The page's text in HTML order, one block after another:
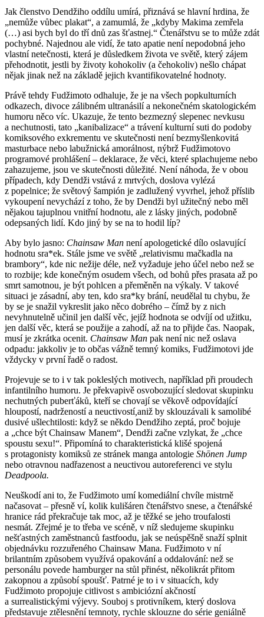
Jak členstvo Dendžiho oddílu umírá, přiznává se hlavní hrdina, že
„nemůže vůbec plakat“, a zamumlá, že „kdyby Makima zemřela
(…) asi bych byl do tří dnů zas šťastnej.“ Čtenářstvu se to může zdát
pochybné. Najednou ale vidí, že tato apatie není nepodobná jeho
vlastní netečnosti, která je důsledkem života ve světě, který zájem
přehodnotit, jestli by životy kohokoliv (a čehokoliv) nešlo chápat
nějak jinak než na základě jejich kvantifikovatelné hodnoty.
Právě tehdy Fudžimoto odhaluje, že je na všech popkulturních
odkazech, divoce zálibném ultranásilí a nekonečném skatologickém
humoru něco víc. Ukazuje, že tento bezmezný slepenec nevkusu
a nechutnosti, tato „kanibalizace“ a trávení kulturní suti do podoby
komiksového exkrementu ve skutečnosti není bezmyšlenkovitá
masturbace nebo labužnická amorálnost, nýbrž Fudžimotovo
programové prohlášení – deklarace, že věci, které splachujeme nebo
zahazujeme, jsou ve skutečnosti důležité. Není náhoda, že v obou
případech, kdy Dendži vstává z mrtvých, doslova vylézá
z popelnice; že světový šampión je zadlužený vyvrhel, jehož příslib
vykoupení nevychází z toho, že by Dendži byl užitečný nebo měl
nějakou tajuplnou vnitřní hodnotu, ale z lásky jiných, podobně
odepsaných lidí. Kdo jiný by se na to hodil líp?
Aby bylo jasno: Chainsaw Man není apologetické dílo oslavující
hodnotu sra*ek. Stále jsme ve světě „relativismu mačkadla na
brambory“, kde nic nežije déle, než vyžaduje jeho účel nebo než se
to rozbije; kde konečným osudem všech, od bohů přes prasata až po
smrt samotnou, je být pohlcen a přeměněn na výkaly. V takové
situaci je zásadní, aby ten, kdo sra*ky brání, neudělal tu chybu, že
by se je snažil vykreslit jako něco dobrého – čímž by z nich
nevyhnutelně učinil jen další věc, jejíž hodnota se odvíjí od užitku,
jen další věc, která se použije a zahodí, až na to přijde čas. Naopak,
musí je zkrátka ocenit. Chainsaw Man pak není nic než oslava
odpadu: jakkoliv je to občas vážně temný komiks, Fudžimotovi jde
vždycky v první řadě o radost.
Projevuje se to i v tak pokleslých motivech, například při proudech
infantilního humoru. Je překvapivě osvobozující sledovat skupinku
nechutných puberťáků, kteří se chovají se věkově odpovídající
hloupostí, nadržeností a neuctivostí,aniž by sklouzávali k samolibé
dusivé ušlechtilosti: když se někdo Dendžiho zeptá, proč bojuje
a „chce být Chainsaw Manem“, Dendži začne vzlykat, že „chce
spoustu sexu!“. Připomíná to charakteristická klišé spojená
s protagonisty komiksů ze stránek manga antologie Shōnen Jump
nebo otravnou nadřazenost a neuctivou autoreferenci ve stylu
Deadpoola.
Neuškodí ani to, že Fudžimoto umí komediální chvíle mistrně
načasovat – přesně ví, kolik kulišáren čtenářstvo snese, a čtenářské
hranice rád překračuje tak moc, až je těžké se jeho troufalosti
nesmát. Zřejmé je to třeba ve scéně, v níž sledujeme skupinku
nešťastných zaměstnanců fastfoodu, jak se neúspěšně snaží splnit
objednávku rozzuřeného Chainsaw Mana. Fudžimoto v ní
brilantním způsobem využívá opakování a oddalování: než se
personálu povede hamburger na stůl přinést, několikrát přitom
zakopnou a způsobí spoušť. Patrné je to i v situacích, kdy
Fudžimoto propojuje citlivost s ambiciózní akčností
a surrealistickými výjevy. Souboj s protivníkem, který doslova
představuje ztělesnění temnoty, rychle sklouzne do série geniálně